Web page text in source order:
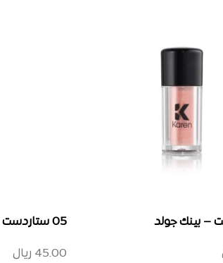
05 ستاردست – نايت ميرور
45.00 ريال